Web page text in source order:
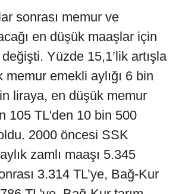
sonrası memur ve
en düşük maaşlar için
Yüzde 15,1’lik artışla
emekli aylığı 6 bin
liraya, en düşük memur
105 TL'den 10 bin 500
2000 öncesi SSK
zamlı maaşı 5.345
3.314 TL’ye, Bağ-Kur